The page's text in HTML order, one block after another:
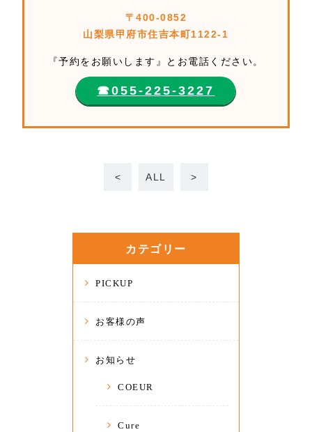
〒400-0852
山梨県甲府市住吉本町1122-1
『予約をお願いします』とお電話ください。
☎︎055-225-3227
< ALL >
カテゴリー
PICKUP
お客様の声
お知らせ
COEUR
Cure